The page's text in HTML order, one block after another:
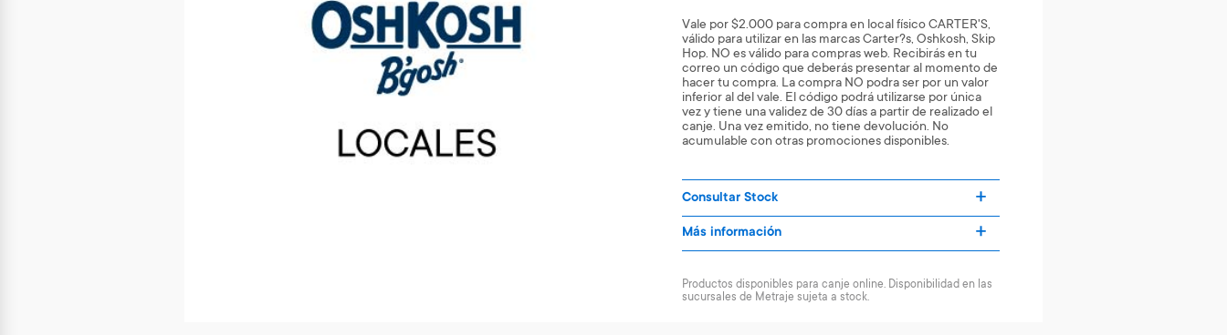
Vale por $2.000 para compra en local físico CARTER'S,
válido para utilizar en las marcas Carter?s, Oshkosh, Skip
Hop. NO es válido para compras web. Recibirás en tu
correo un código que deberás presentar al momento de
hacer tu compra. La compra NO podra ser por un valor
inferior al del vale. El código podrá utilizarse por única
vez y tiene una validez de 30 días a partir de realizado el
canje. Una vez emitido, no tiene devolución. No
acumulable con otras promociones disponibles.
Consultar Stock
Más información
Productos disponibles para canje online. Disponibilidad en las
sucursales de Metraje sujeta a stock.